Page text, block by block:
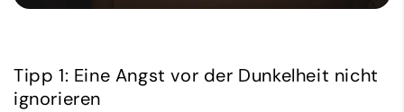
Tipp 1: Eine Angst vor der Dunkelheit nicht
ignorieren